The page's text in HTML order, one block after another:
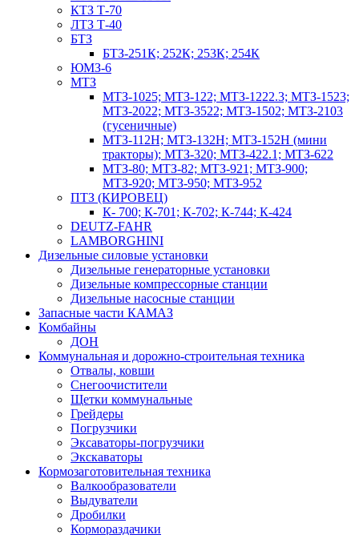
КТЗ Т-70
ЛТЗ Т-40
БТЗ
БТЗ-251К; 252К; 253К; 254К
ЮМЗ-6
МТЗ
МТЗ-1025; МТЗ-122; МТЗ-1222.3; МТЗ-1523;
МТЗ-2022; МТЗ-3522; МТЗ-1502; МТЗ-2103
(гусеничные)
МТЗ-112Н; МТЗ-132Н; МТЗ-152Н (мини
тракторы); МТЗ-320; МТЗ-422.1; МТЗ-622
МТЗ-80; МТЗ-82; МТЗ-921; МТЗ-900;
МТЗ-920; МТЗ-950; МТЗ-952
ПТЗ (КИРОВЕЦ)
К- 700; К-701; К-702; К-744; К-424
DEUTZ-FAHR
LAMBORGHINI
Дизельные силовые установки
Дизельные генераторные установки
Дизельные компрессорные станции
Дизельные насосные станции
Запасные части КАМАЗ
Комбайны
ДОН
Коммунальная и дорожно-строительная техника
Отвалы, ковши
Снегоочистители
Щетки коммунальные
Грейдеры
Погрузчики
Эксаваторы-погрузчики
Экскаваторы
Кормозаготовительная техника
Валкообразователи
Выдуватели
Дробилки
Кормораздачики